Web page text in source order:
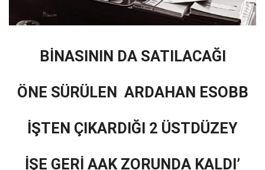
BİNASININ DA SATILACAĞI
ÖNE SÜRÜLEN ARDAHAN ESOBB
İŞTEN ÇIKARDIĞI 2 ÜSTDÜZEY
İŞE GERİ AAK ZORUNDA KALDI’